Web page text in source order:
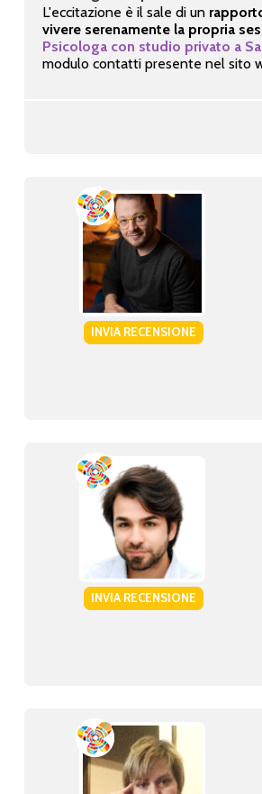
L'eccitazione è il sale di un
vivere serenamente la propria
Psicologa con studio privato a
modulo contatti presente nel sito
INVIA RECENSIONE
INVIA RECENSIONE